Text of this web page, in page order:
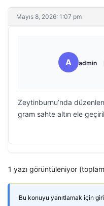
Mayıs 8, 2026: 1:07 pm
A admin
Zeytinburnu’nda
gram sahte altın ele
1 yazı görüntüleniyor
Bu konuyu yanıtlamak için